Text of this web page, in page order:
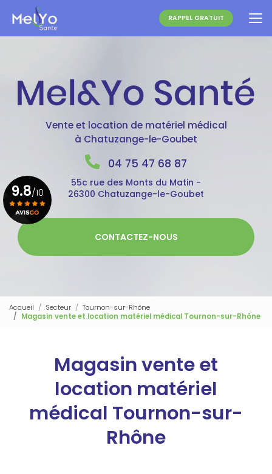
contenu
principal
RAPPEL GRATUIT
Vente et location de matériel médical
à Chatuzange-le-Goubet
04 75 47 68 87
55c rue des Monts du Matin -
26300 Chatuzange-le-Goubet
CONTACTEZ-NOUS
9.8/10
Voir le certificat
Accueil Secteur
Tournon-sur-Rhône
Magasin vente et location matériel médical Tournon-sur-Rhône
Magasin vente et
location matériel
médical Tournon-sur-
Rhône